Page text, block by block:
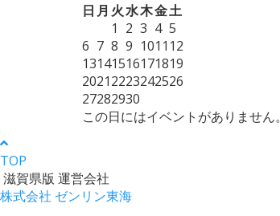
日 月 火水木金土
1 2 3 4 5
6 7 8 9 1011 12
13141516171819
20212223242526
27282930
この日にはイベントがありません。
TOP
滋賀県版 運営会社
株式会社 ゼンリン東海